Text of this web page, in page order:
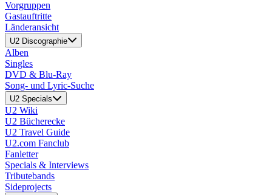
Vorgruppen
Gastauftritte
Länderansicht
U2 Discographie
Alben
Singles
DVD & Blu-Ray
Song- und Lyric-Suche
U2 Specials
U2 Wiki
U2 Bücherecke
U2 Travel Guide
U2.com Fanclub
Fanletter
Specials & Interviews
Tributebands
Sideprojects